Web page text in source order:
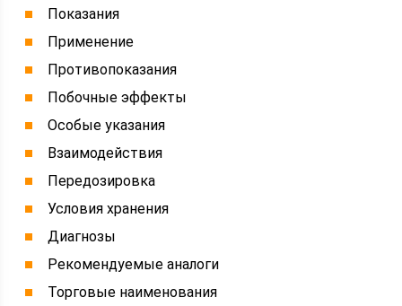
Показания
Применение
Противопоказания
Побочные эффекты
Особые указания
Взаимодействия
Передозировка
Условия хранения
Диагнозы
Рекомендуемые аналоги
Торговые наименования